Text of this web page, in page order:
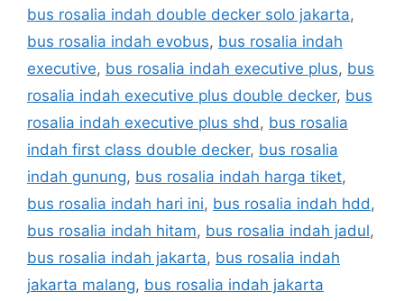
bus rosalia indah double decker solo jakarta,
bus rosalia indah evobus, bus rosalia indah
executive, bus rosalia indah executive plus, bus
rosalia indah executive plus double decker, bus
rosalia indah executive plus shd , bus rosalia
indah first class double decker, bus rosalia
indah gunung, bus rosalia indah harga tiket,
bus rosalia indah hari ini, bus rosalia indah hdd ,
bus rosalia indah hitam, bus rosalia indah jadul,
bus rosalia indah jakarta, bus rosalia indah
jakarta malang, bus rosalia indah jakarta